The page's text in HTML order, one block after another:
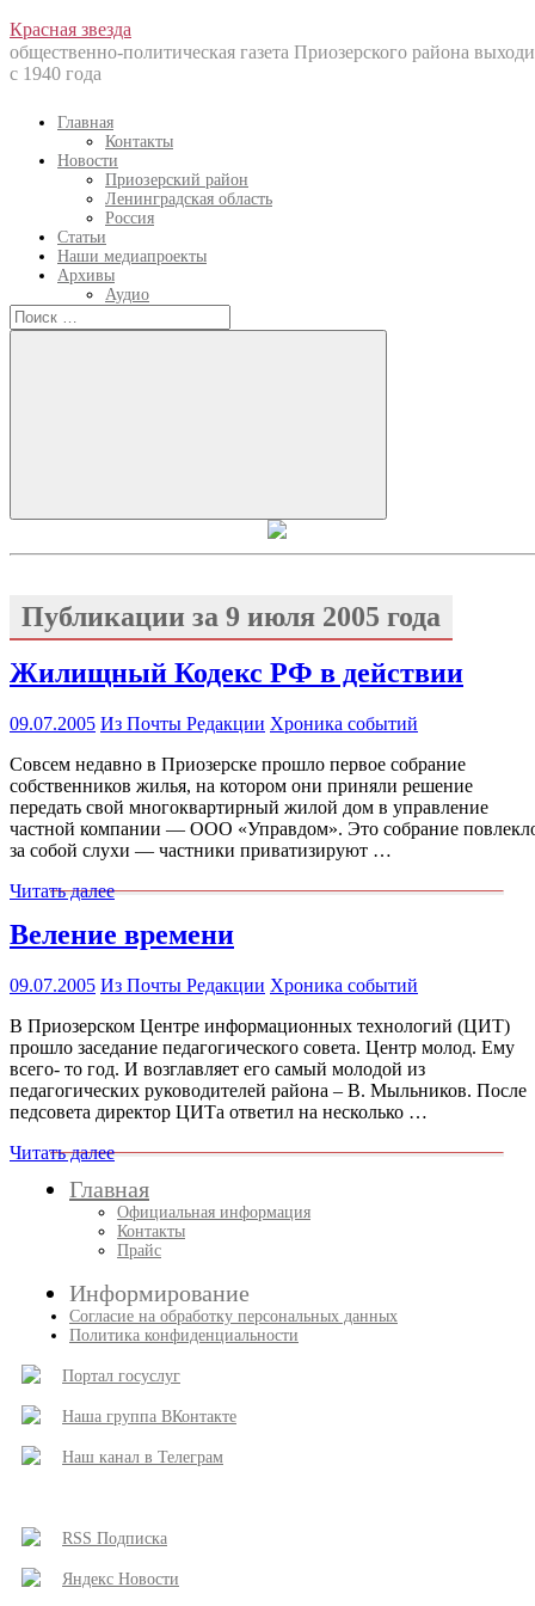
Перейти
к
содержанию
Красная звезда
общественно-политическая газета Приозерского района
с 1940 года
Главная
Контакты
Новости
Приозерский район
Ленинградская область
Россия
Статьи
Наши медиапроекты
Архивы
Аудио
Искать:
Искать
Публикации за 9 июля 2005 года
Жилищный Кодекс РФ в действии
09.07.2005 Из Почты Редакции Хроника событий
Совсем недавно в Приозерске прошло первое собрание
собственников жилья, на котором они приняли решение
передать свой многоквартирный жилой дом в управление
частной компании — ООО «Управдом». Это собрание
за собой слухи — частники приватизируют …
Читать далее
Веление времени
09.07.2005 Из Почты Редакции Хроника событий
В Приозерском Центре информационных технологий (ЦИТ)
прошло заседание педагогического совета. Центр молод. Ему
всего- то год. И возглавляет его самый молодой из
педагогических руководителей района – В. Мыльников. После
педсовета директор ЦИТа ответил на несколько …
Читать далее
Главная
Официальная информация
Контакты
Прайс
Информирование
Согласие на обработку персональных данных
Политика конфиденциальности
Портал госуслуг
Наша группа ВКонтакте
Наш канал в Телеграм
RSS Подписка
Яндекс Новости